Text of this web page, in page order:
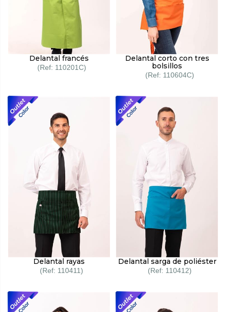
Delantal francés
110201C
Delantal corto con tres
bolsillos
110604C
Delantal rayas
110411
Delantal sarga de poliéster
110412